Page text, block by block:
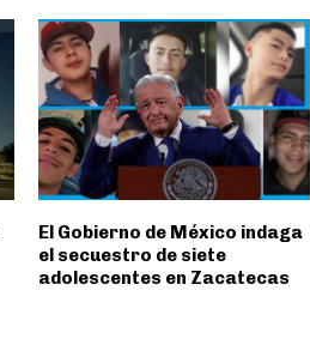
El Gobierno de México indaga
el secuestro de siete
adolescentes en Zacatecas